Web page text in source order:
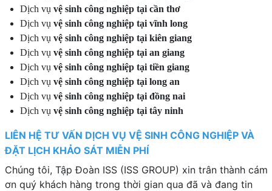
Dịch vụ vệ sinh công nghiệp tại cần thơ
Dịch vụ vệ sinh công nghiệp tại vĩnh long
Dịch vụ vệ sinh công nghiệp tại kiên giang
Dịch vụ vệ sinh công nghiệp tại an giang
Dịch vụ vệ sinh công nghiệp tại tiền giang
Dịch vụ vệ sinh công nghiệp tại long an
Dịch vụ vệ sinh công nghiệp tại đồng nai
Dịch vụ vệ sinh công nghiệp tại tây ninh
LIÊN HỆ TƯ VẤN DỊCH VỤ VỆ SINH CÔNG NGHIỆP VÀ
ĐẶT LỊCH KHẢO SÁT MIỄN PHÍ
Chúng tôi, Tập Đoàn ISS (ISS GROUP) xin trân thành cám
ơn quý khách hàng trong thời gian qua đã và đang tin